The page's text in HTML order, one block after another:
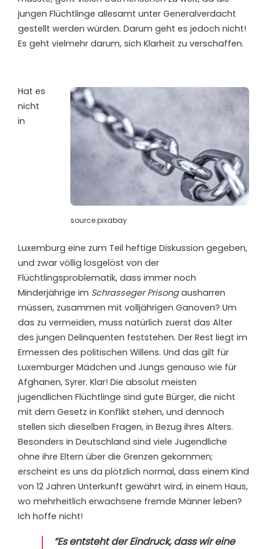
jungen Flüchtlinge allesamt unter Generalverdacht
gestellt werden würden. Darum geht es jedoch nicht!
Es geht vielmehr darum, sich Klarheit zu verschaffen.
source.pixabay
Hat es
nicht
in
Luxemburg eine zum Teil heftige Diskussion gegeben,
und zwar völlig losgelöst von der
Flüchtlingsproblematik, dass immer noch
Minderjährige im Schrasseger Prisongausharren
müssen, zusammen mit volljährigen Ganoven? Um
das zu vermeiden, muss natürlich zuerst das Alter
des jungen Delinquenten feststehen. Der Rest liegt im
Ermessen des politischen Willens. Und das gilt für
Luxemburger Mädchen und Jungs genauso wie für
Afghanen, Syrer. Klar! Die absolut meisten
jugendlichen Flüchtlinge sind gute Bürger, die nicht
mit dem Gesetz in Konflikt stehen, und dennoch
stellen sich dieselben Fragen, in Bezug ihres Alters.
Besonders in Deutschland sind viele Jugendliche
ohne ihre Eltern über die Grenzen gekommen;
erscheint es uns da plötzlich normal, dass einem Kind
von 12 Jahren Unterkunft gewährt wird, in einem Haus,
wo mehrheitlich erwachsene fremde Männer leben?
Ich hoffe nicht!
“Es entsteht der Eindruck, dass wir eine